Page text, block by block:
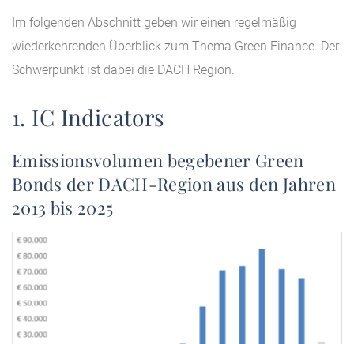
Im folgenden Abschnitt geben wir einen regelmäßig
wiederkehrenden Überblick zum Thema Green Finance. Der
Schwerpunkt ist dabei die DACH Region.
1. IC Indicators
Emissionsvolumen begebener Green
Bonds der DACH-Region aus den Jahren
2013 bis 2025